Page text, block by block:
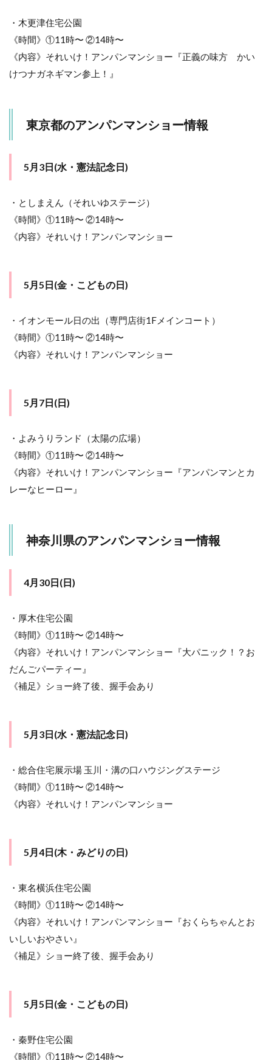
・木更津住宅公園
《時間》①11時〜 ②14時〜
《内容》それいけ！アンパンマンショー『正義の味方 かい
けつナガネギマン参上！』
東京都のアンパンマンショー情報
5月3日(水・憲法記念日)
・としまえん（それいゆステージ）
《時間》①11時〜 ②14時〜
《内容》それいけ！アンパンマンショー
5月5日(金・こどもの日)
・イオンモール日の出（専門店街1Fメインコート）
《時間》①11時〜 ②14時〜
《内容》それいけ！アンパンマンショー
5月7日(日)
・よみうりランド（太陽の広場）
《時間》①11時〜 ②14時〜
《内容》それいけ！アンパンマンショー『アンパンマンとカ
レーなヒーロー』
神奈川県のアンパンマンショー情報
4月30日(日)
・厚木住宅公園
《時間》①11時〜 ②14時〜
《内容》それいけ！アンパンマンショー『大パニック！？お
だんごパーティー』
《補足》ショー終了後、握手会あり
5月3日(水・憲法記念日)
・総合住宅展示場 玉川・溝の口ハウジングステージ
《時間》①11時〜 ②14時〜
《内容》それいけ！アンパンマンショー
5月4日(木・みどりの日)
・東名横浜住宅公園
《時間》①11時〜 ②14時〜
《内容》それいけ！アンパンマンショー『おくらちゃんとお
いしいおやさい』
《補足》ショー終了後、握手会あり
5月5日(金・こどもの日)
・秦野住宅公園
《時間》①11時〜 ②14時〜